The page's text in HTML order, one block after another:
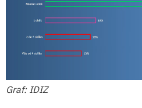
Graf: IDIZ